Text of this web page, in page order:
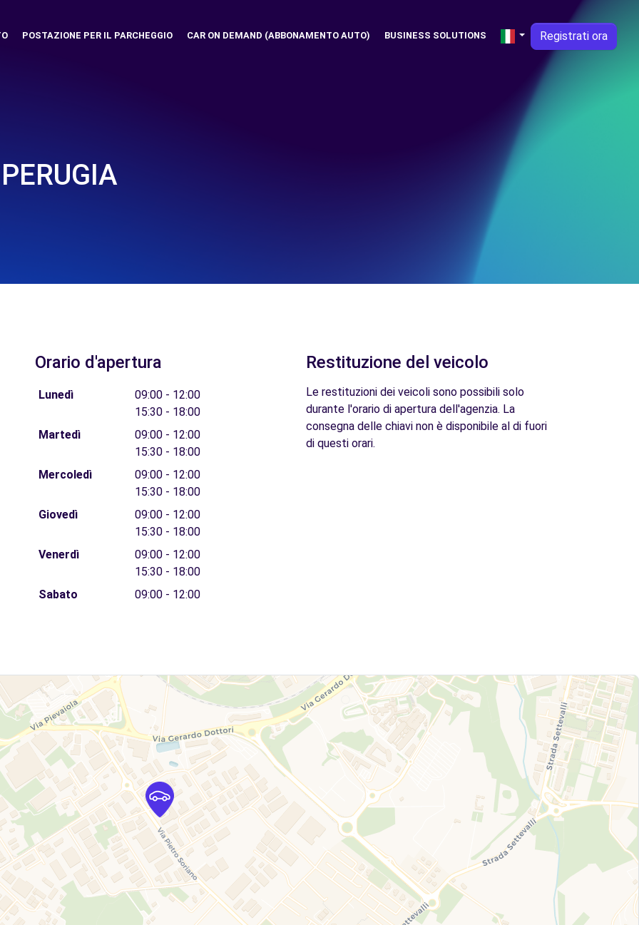
POSTAZIONE PER IL PARCHEGGIO CAR ON DEMAND (ABBONAMENTO AUTO) BUSINESS SOLUTIONS Registrati ora
Orario d'apertura
Lunedì
09:00 - 12:00
15:30 - 18:00
Martedì
09:00 - 12:00
15:30 - 18:00
Mercoledì
09:00 - 12:00
15:30 - 18:00
Giovedì
09:00 - 12:00
15:30 - 18:00
Venerdì
09:00 - 12:00
15:30 - 18:00
Sabato
09:00 - 12:00
Restituzione del veicolo
Le restituzioni dei veicoli sono possibili solo
durante l'orario di apertura dell'agenzia. La
consegna delle chiavi non è disponibile al di fuori
di questi orari.